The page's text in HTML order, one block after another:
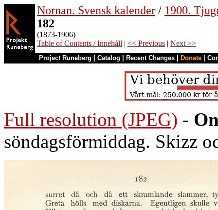
Nornan. Svensk kalender / 1900.
182
(1873-1906)
Table of Contents / Innehåll | << Previous | Next >>
Project Runeberg Catalog Recent Changes Donate
Full resolution (JPEG) -
söndagsförmiddag. Skizz